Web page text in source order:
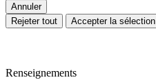
Annuler
Rejeter tout
Accepter la sélection
Renseignements